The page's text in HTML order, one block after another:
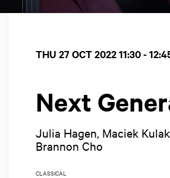
Next
Julia Hagen, Maciek
Brannon Cho
THU 27 OCT 202211:30 -
CLASSICAL